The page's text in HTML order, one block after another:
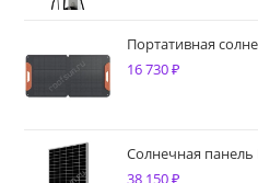
Портативная
16 730₽
Солнечная панель
38 150₽